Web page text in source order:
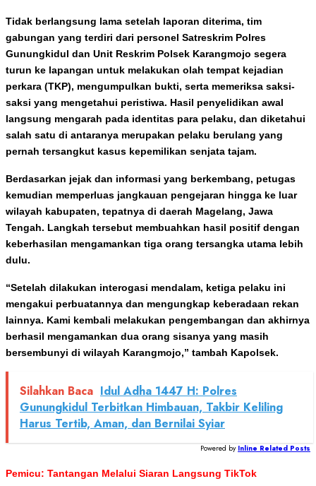
Tidak berlangsung lama setelah laporan diterima, tim
gabungan yang terdiri dari personel Satreskrim Polres
Gunungkidul dan Unit Reskrim Polsek Karangmojo segera
turun ke lapangan untuk melakukan olah tempat kejadian
perkara (TKP), mengumpulkan bukti, serta memeriksa saksi-
saksi yang mengetahui peristiwa. Hasil penyelidikan awal
langsung mengarah pada identitas para pelaku, dan diketahui
salah satu di antaranya merupakan pelaku berulang yang
pernah tersangkut kasus kepemilikan senjata tajam.
Berdasarkan jejak dan informasi yang berkembang, petugas
kemudian memperluas jangkauan pengejaran hingga ke luar
wilayah kabupaten, tepatnya di daerah Magelang, Jawa
Tengah. Langkah tersebut membuahkan hasil positif dengan
keberhasilan mengamankan tiga orang tersangka utama lebih
dulu.
“Setelah dilakukan interogasi mendalam, ketiga pelaku ini
mengakui perbuatannya dan mengungkap keberadaan rekan
lainnya. Kami kembali melakukan pengembangan dan akhirnya
berhasil mengamankan dua orang sisanya yang masih
bersembunyi di wilayah Karangmojo,” tambah Kapolsek.
Silahkan Baca Idul Adha 1447 H: Polres
Gunungkidul Terbitkan Himbauan, Takbir Keliling
Harus Tertib, Aman, dan Bernilai Syiar
Powered by Inline Related Posts
Pemicu: Tantangan Melalui Siaran Langsung TikTok